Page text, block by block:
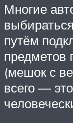
Многие
путём
предметов
(мешок с
всего —